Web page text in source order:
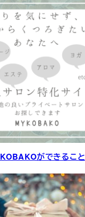
ができること